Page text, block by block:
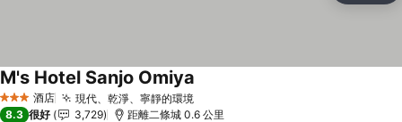
3 星級 酒店 現代、乾淨、寧靜的環境查看價格
M's Hotel Sanjo Omiya
8.3 很好 3,729 距離二條城 0.6 公里